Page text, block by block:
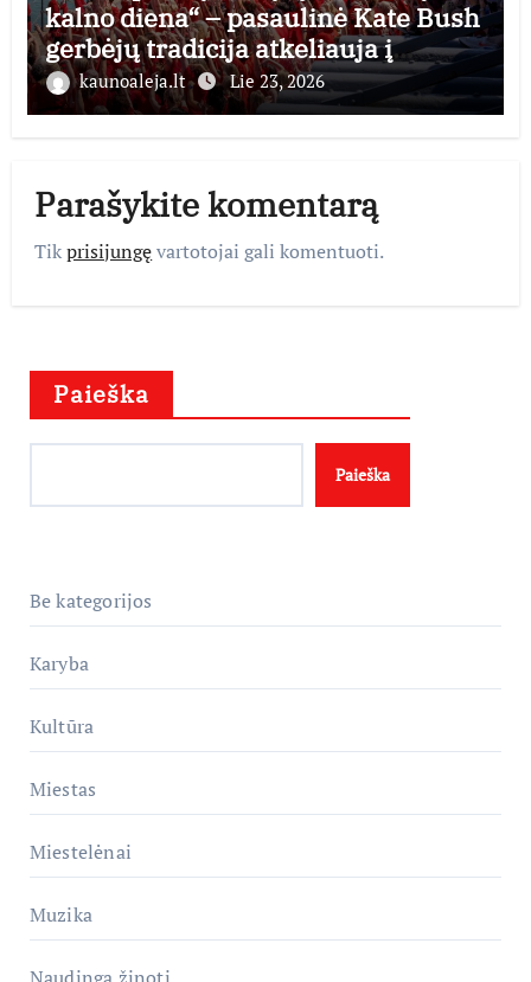
kalno diena“ – pasaulinė Kate Bush
gerbėjų tradicija atkeliauja į
Lietuvą
kaunoaleja.lt Lie 23, 2026
Parašykite komentarą
Tikprisijungęvartotojai gali komentuoti.
Paieška
Paieška
Be kategorijos
Karyba
Kultūra
Miestas
Miestelėnai
Muzika
Naudinga žinoti